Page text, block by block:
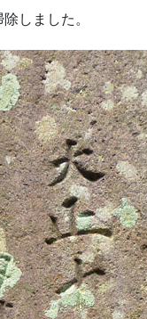
しました。